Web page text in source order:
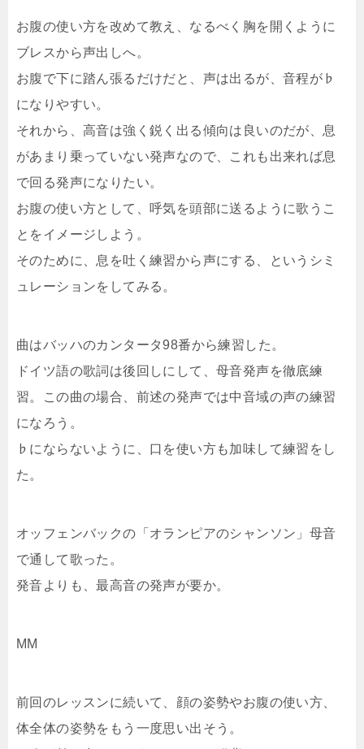
お腹の使い方を改めて教え、なるべく胸を開くように
ブレスから声出しへ。
お腹で下に踏ん張るだけだと、声は出るが、音程が♭
になりやすい。
それから、高音は強く鋭く出る傾向は良いのだが、息
があまり乗っていない発声なので、これも出来れば息
で回る発声になりたい。
お腹の使い方として、呼気を頭部に送るように歌うこ
とをイメージしよう。
そのために、息を吐く練習から声にする、というシミ
ュレーションをしてみる。
曲はバッハのカンタータ98番から練習した。
ドイツ語の歌詞は後回しにして、母音発声を徹底練
習。この曲の場合、前述の発声では中音域の声の練習
になろう。
♭にならないように、口を使い方も加味して練習をし
た。
オッフェンバックの「オランピアのシャンソン」母音
で通して歌った。
発音よりも、最高音の発声が要か。
MM
前回のレッスンに続いて、顔の姿勢やお腹の使い方、
体全体の姿勢をもう一度思い出そう。